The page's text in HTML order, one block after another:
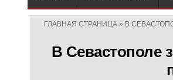
ГЛАВНАЯ СТРАНИЦА » В
В Севастополе